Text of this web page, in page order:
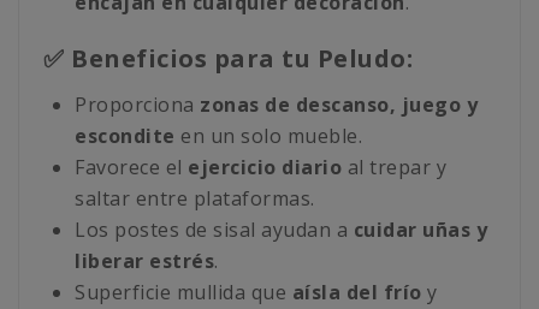
✅ Beneficios para tu Peludo:
Proporciona zonas de descanso, juego y
escondite en un solo mueble.
Favorece el ejercicio diario al trepar y
saltar entre plataformas.
Los postes de sisal ayudan a cuidar uñas y
liberar estrés.
Superficie mullida que aísla del frío y